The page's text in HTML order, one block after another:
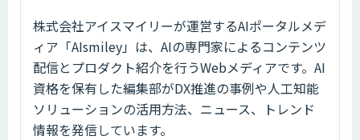
株式会社アイスマイリーが運営するAIポータルメデ
ィア「AIsmiley」は、AIの専門家によるコンテンツ
配信とプロダクト紹介を行うWebメディアです。AI
資格を保有した編集部がDX推進の事例や人工知能
ソリューションの活用方法、ニュース、トレンド
情報を発信しています。